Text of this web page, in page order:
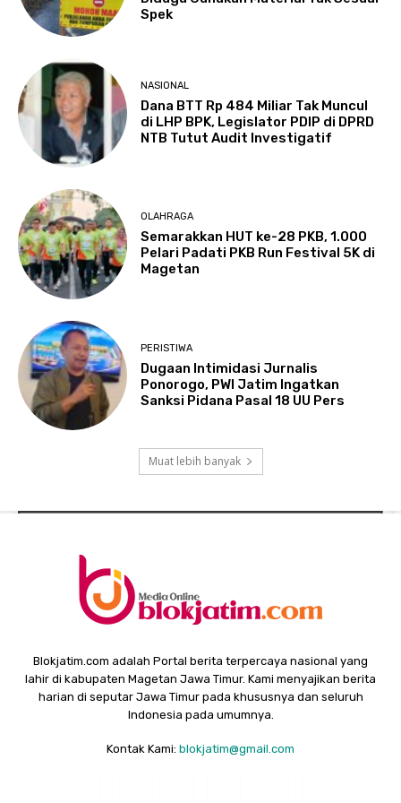
Spek
NASIONAL
Dana BTT Rp 484 Miliar Tak Muncul
di LHP BPK, Legislator PDIP di DPRD
NTB Tutut Audit Investigatif
OLAHRAGA
Semarakkan HUT ke-28 PKB, 1.000
Pelari Padati PKB Run Festival 5K di
Magetan
PERISTIWA
Dugaan Intimidasi Jurnalis
Ponorogo, PWI Jatim Ingatkan
Sanksi Pidana Pasal 18 UU Pers
Muat lebih banyak
Blokjatim.com adalah Portal berita terpercaya nasional yang
lahir di kabupaten Magetan Jawa Timur. Kami menyajikan berita
harian di seputar Jawa Timur pada khususnya dan seluruh
Indonesia pada umumnya.
Kontak Kami: blokjatim@gmail.com